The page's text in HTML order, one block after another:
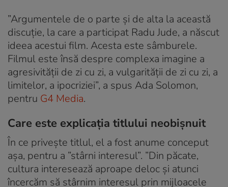
”Argumentele de o parte și de alta la această
discuție, la care a participat Radu Jude, a născut
ideea acestui film. Acesta este sâmburele.
Filmul este însă despre complexa imagine a
agresivității de zi cu zi, a vulgarității de zi cu zi, a
limitelor, a ipocriziei”, a spus Ada Solomon,
pentru G4 Media.
Care este explicația titlului neobișnuit
În ce privește titlul, el a fost anume conceput
așa, pentru a ”stârni interesul”. ”Din păcate,
cultura interesează aproape deloc și atunci
încercăm să stârnim interesul prin mijloacele